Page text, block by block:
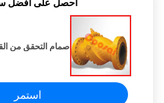
احصل على افضل
صمام التحقق من
استمر